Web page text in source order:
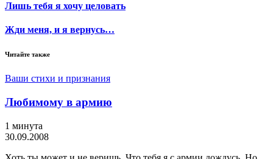
Лишь тебя я хочу целовать
Жди меня, и я вернусь…
Читайте также
Ваши стихи и признания
Любимому в армию
1 минута
30.09.2008